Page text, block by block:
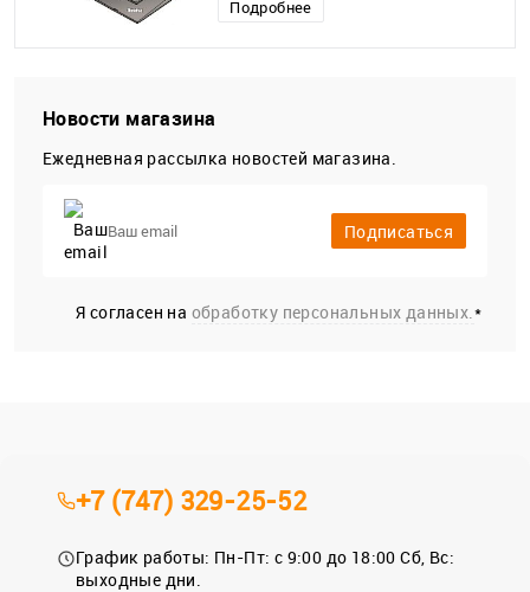
Подробнее
Новости магазина
Ежедневная рассылка новостей магазина.
Подписаться
Я согласен на обработку персональных данных. *
+7 (747) 329-25-52
График работы: Пн-Пт: с 9:00 до 18:00 Сб, Вс:
выходные дни.